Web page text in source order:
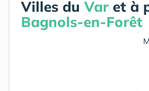
Villes duVar et à
Bagnols-en-Forêt